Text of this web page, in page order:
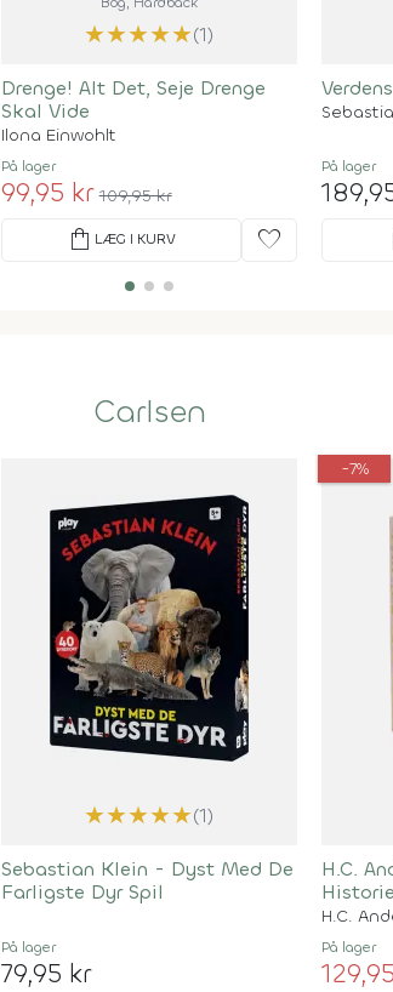
★★★★★(1)
Drenge! Alt Det, Seje Drenge
Skal Vide
Ilona Einwohlt
På lager
99,95 kr 109,95 kr
shopping_bag LÆG I KURV favorite
På lager
Carlsen
★★★★★(1)
Sebastian Klein - Dyst Med De
Farligste Dyr Spil
På lager
79,95 kr
-7%
H.C.
H.C.
På lager